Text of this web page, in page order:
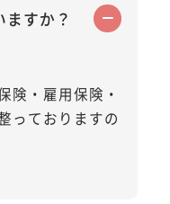
すか？
険・雇用保険・
っておりますの